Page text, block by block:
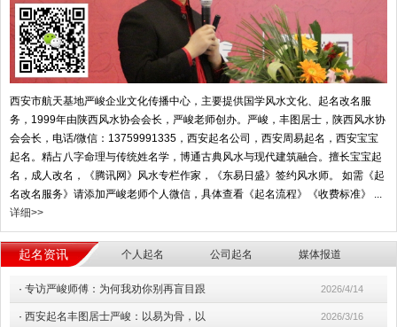
西安市航天基地严峻企业文化传播中心，主要提供国学风水文化、起名改名服
务，1999年由陕西风水协会会长，严峻老师创办。严峻，丰图居士，陕西风水协
会会长，电话/微信：13759991335，西安起名公司，西安周易起名，西安宝宝
起名。精占八字命理与传统姓名学，博通古典风水与现代建筑融合。擅长宝宝起
名，成人改名，《腾讯网》风水专栏作家，《东易日盛》签约风水师。 如需《起
名改名服务》请添加严峻老师个人微信，具体查看《起名流程》《收费标准》 ...
详细>>
起名资讯 个人起名 公司起名 媒体报道
· 专访严峻师傅：为何我劝你别再盲目跟 2026/4/14
· 西安起名丰图居士严峻：以易为骨，以 2026/3/16